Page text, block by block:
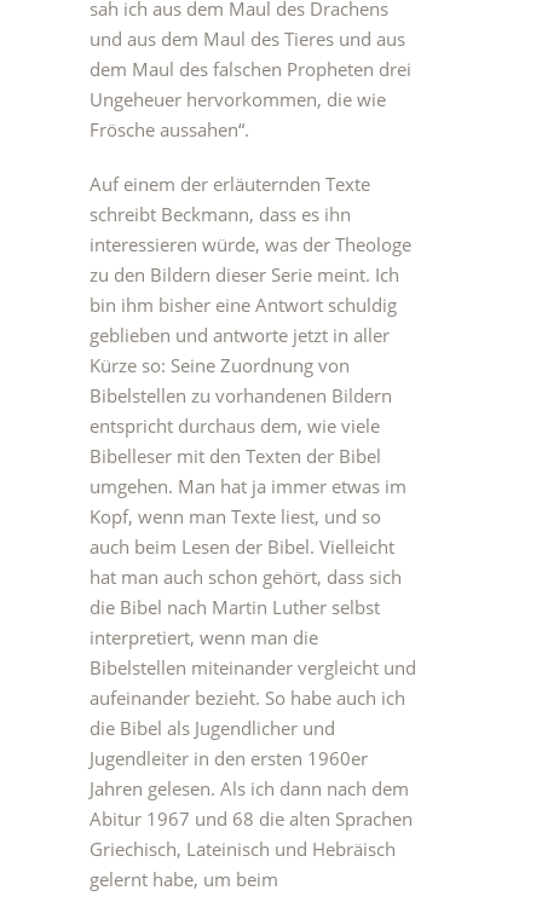
sah ich aus dem Maul des Drachens
und aus dem Maul des Tieres und aus
dem Maul des falschen Propheten drei
Ungeheuer hervorkommen, die wie
Frösche aussahen“.
Auf einem der erläuternden Texte
schreibt Beckmann, dass es ihn
interessieren würde, was der Theologe
zu den Bildern dieser Serie meint. Ich
bin ihm bisher eine Antwort schuldig
geblieben und antworte jetzt in aller
Kürze so: Seine Zuordnung von
Bibelstellen zu vorhandenen Bildern
entspricht durchaus dem, wie viele
Bibelleser mit den Texten der Bibel
umgehen. Man hat ja immer etwas im
Kopf, wenn man Texte liest, und so
auch beim Lesen der Bibel. Vielleicht
hat man auch schon gehört, dass sich
die Bibel nach Martin Luther selbst
interpretiert, wenn man die
Bibelstellen miteinander vergleicht und
aufeinander bezieht. So habe auch ich
die Bibel als Jugendlicher und
Jugendleiter in den ersten 1960er
Jahren gelesen. Als ich dann nach dem
Abitur 1967 und 68 die alten Sprachen
Griechisch, Lateinisch und Hebräisch
gelernt habe, um beim